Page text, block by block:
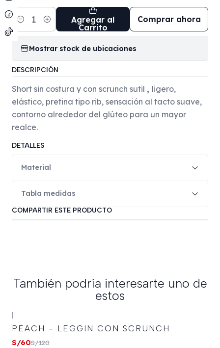
Cantidad
Agregar al
Carrito
Comprar ahora
Mostrar stock de ubicaciones
DESCRIPCIÓN
Short sin costura y con scrunch sutil , ligero,
elástico, pretina tipo rib, sensación al tacto suave,
contorno alrededor del glúteo para un mayor
realce.
DETALLES
Material
Tabla medidas
COMPARTIR ESTE PRODUCTO
También podría interesarte uno de
estos
-50% OFF
+12
PEACH - LEGGIN CON SCRUNCH
S/60S/120